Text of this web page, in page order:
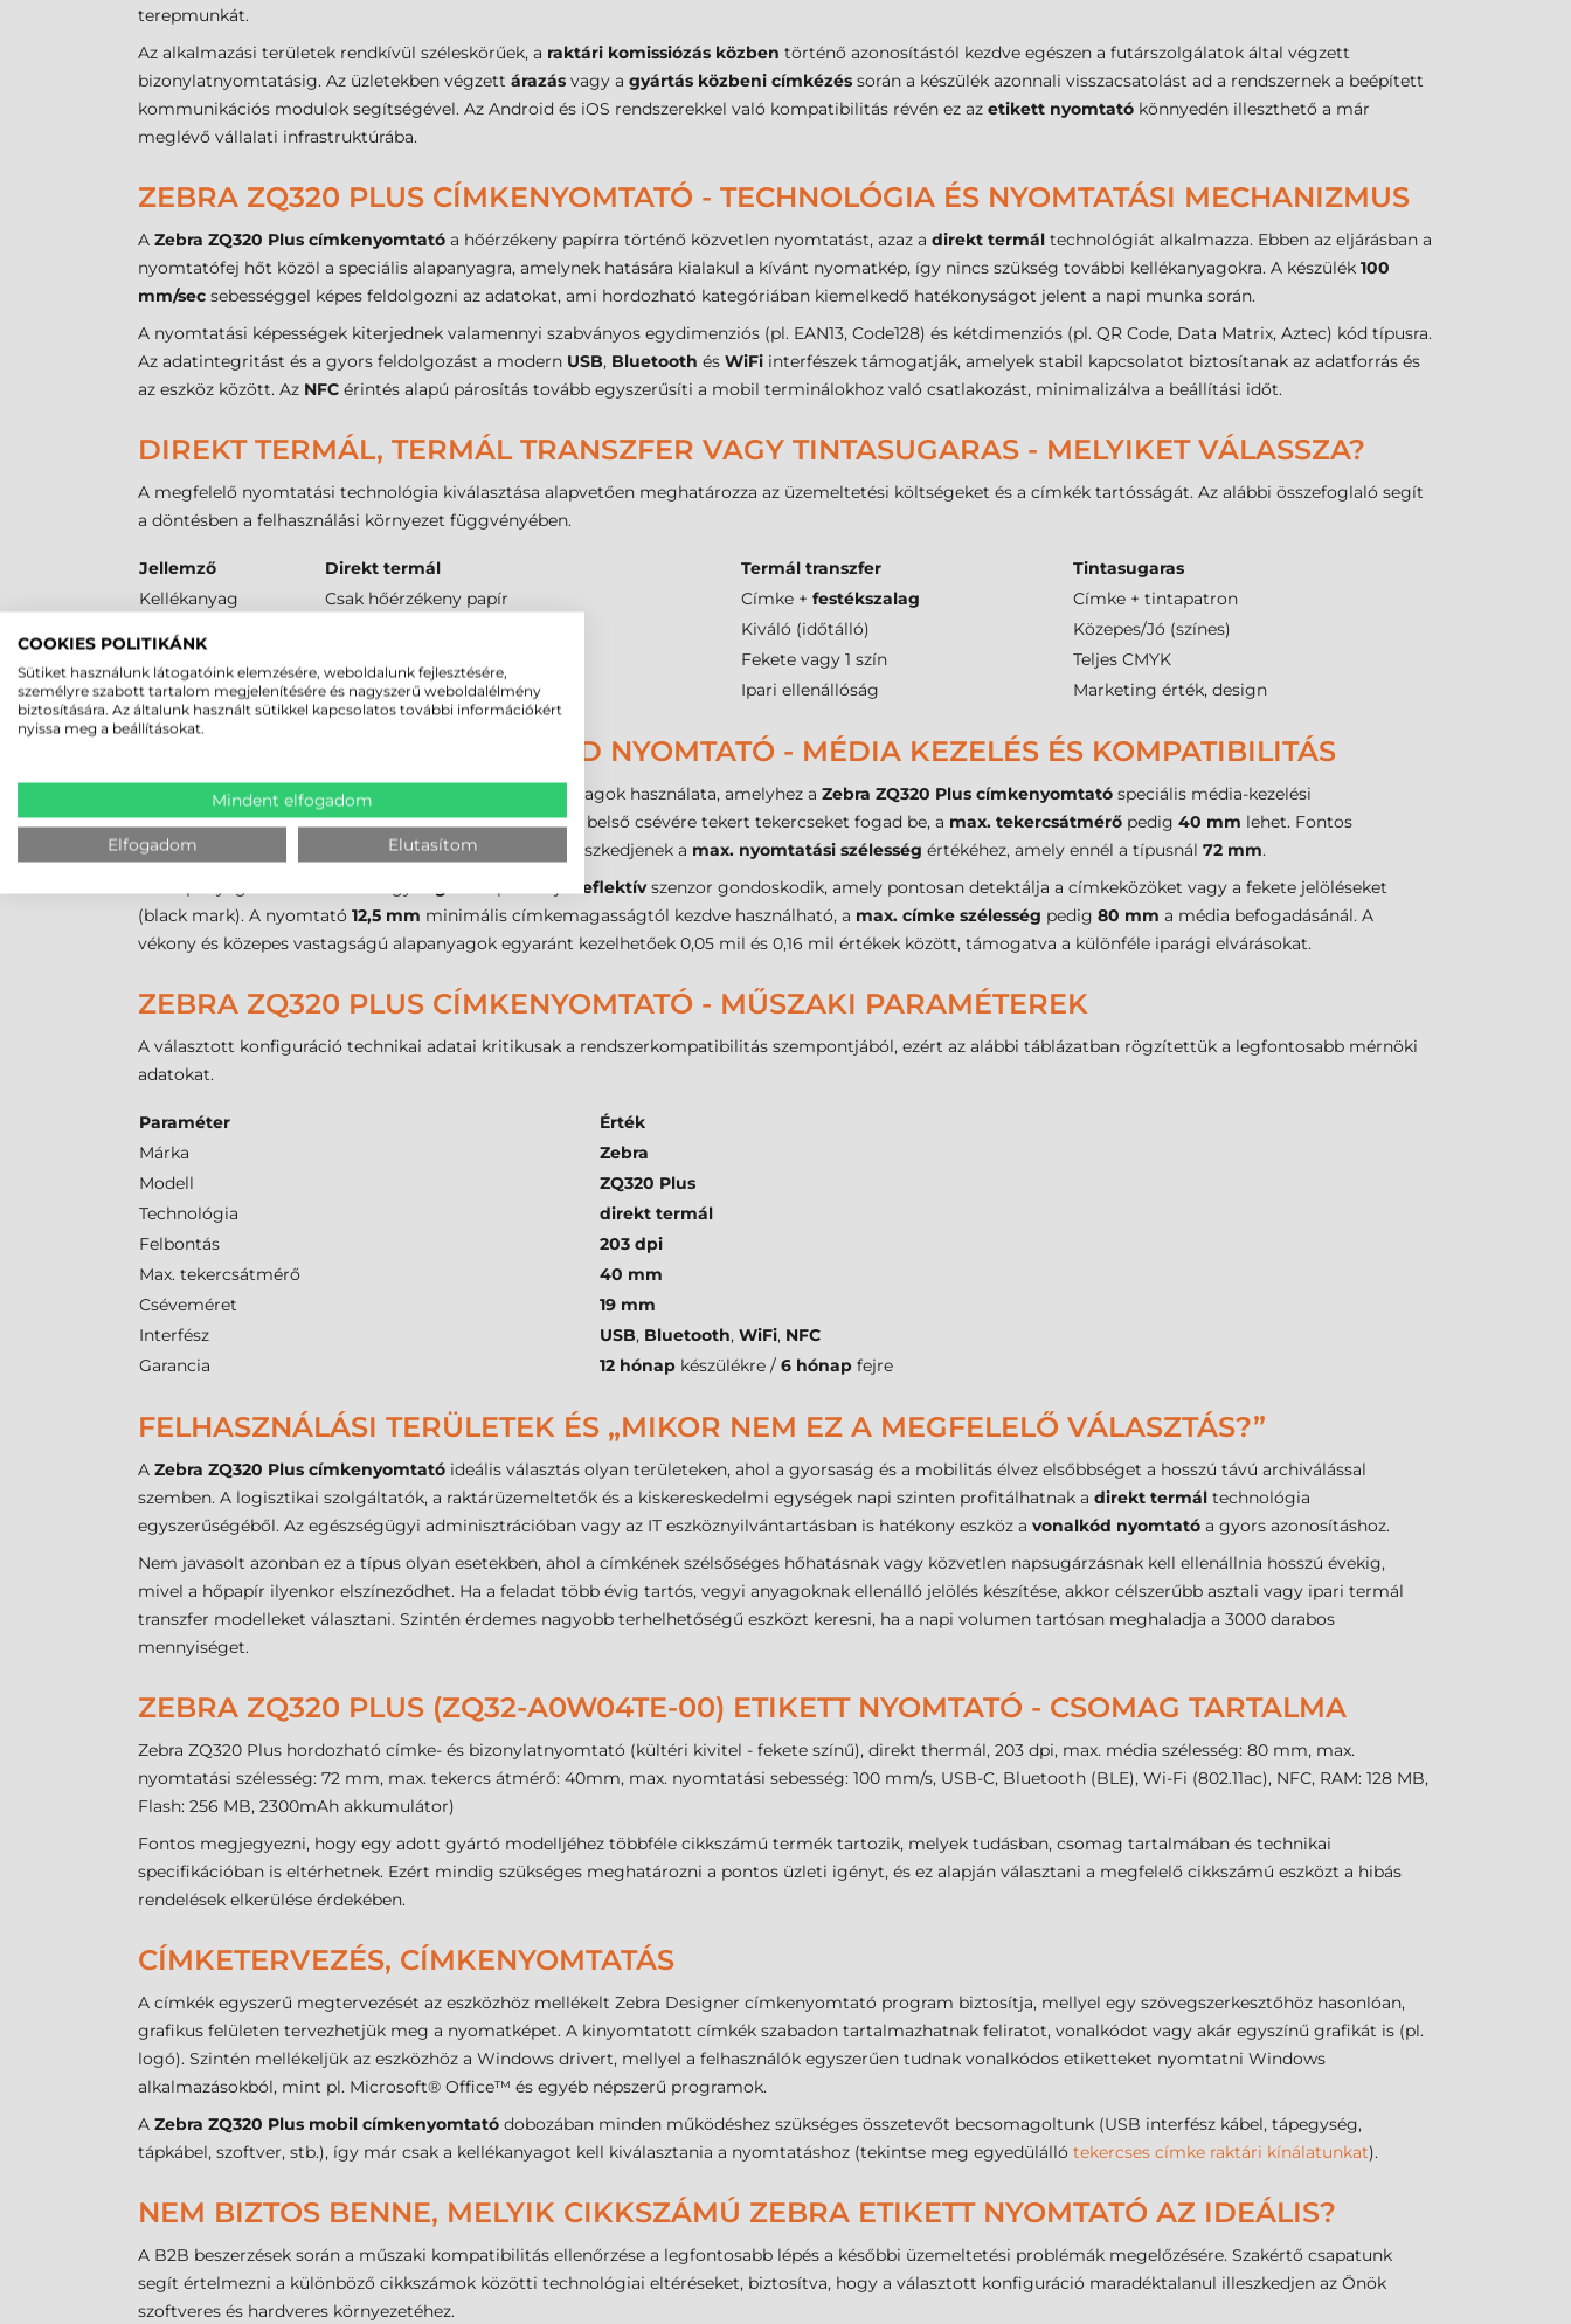
terepmunkát.
Az alkalmazási területek rendkívül széleskörűek, a raktári komissiózás közben történő azonosítástól kezdve egészen a futárszolgálatok által végzett
bizonylatnyomtatásig. Az üzletekben végzett árazás vagy a gyártás közbeni címkézés során a készülék azonnali visszacsatolást ad a rendszernek a beépített
kommunikációs modulok segítségével. Az Android és iOS rendszerekkel való kompatibilitás révén ez az etikett nyomtató könnyedén illeszthető a már
meglévő vállalati infrastruktúrába.
ZEBRA ZQ320 PLUS CÍMKENYOMTATÓ - TECHNOLÓGIA ÉS NYOMTATÁSI MECHANIZMUS
A Zebra ZQ320 Plus címkenyomtató a hőérzékeny papírra történő közvetlen nyomtatást, azaz a direkt termál technológiát alkalmazza. Ebben az eljárásban a
nyomtatófej hőt közöl a speciális alapanyagra, amelynek hatására kialakul a kívánt nyomatkép, így nincs szükség további kellékanyagokra. A készülék 100
mm/sec sebességgel képes feldolgozni az adatokat, ami hordozható kategóriában kiemelkedő hatékonyságot jelent a napi munka során.
A nyomtatási képességek kiterjednek valamennyi szabványos egydimenziós (pl. EAN13, Code128) és kétdimenziós (pl. QR Code, Data Matrix, Aztec) kód típusra.
Az adatintegritást és a gyors feldolgozást a modern USB, Bluetooth és WiFi interfészek támogatják, amelyek stabil kapcsolatot biztosítanak az adatforrás és
az eszköz között. Az NFC érintés alapú párosítás tovább egyszerűsíti a mobil terminálokhoz való csatlakozást, minimalizálva a beállítási időt.
DIREKT TERMÁL, TERMÁL TRANSZFER VAGY TINTASUGARAS - MELYIKET VÁLASSZA?
A megfelelő nyomtatási technológia kiválasztása alapvetően meghatározza az üzemeltetési költségeket és a címkék tartósságát. Az alábbi összefoglaló segít
a döntésben a felhasználási környezet függvényében.
Jellemző Direkt termál Termál transzfer
Tintasugaras
Kellékanyag
Csak hőérzékeny papír Címke + festékszalag
Címke + tintapatron
Tartósság
Kiváló (időtálló)
Közepes/Jó (színes)
Fekete vagy 1 szín
Teljes CMYK
B2B előny
Alacsony költség, mobilitás Ipari ellenállóság Marketing érték, design
ZEBRA ZQ320 PLUS VONALKÓD NYOMTATÓ - MÉDIA KEZELÉS ÉS KOMPATIBILITÁS
A precíz nyomtatás alapfeltétele a megfelelő kellékanyagok használata, amelyhez a Zebra ZQ320 Plus címkenyomtató speciális média-kezelési
paraméterekkel rendelkezik. A készülék19 mmméretű belső csévére tekert tekercseket fogad be, a max. tekercsátmérő pedig 40 mm lehet. Fontos
figyelembe venni, hogy a
tekercses címke méretei illeszkedjenek a max. nyomtatási szélesség értékéhez, amely ennél a típusnál 72 mm.
reflektívszenzor gondoskodik, amely pontosan detektálja a címkeközöket vagy a fekete jelöléseket
(black mark). A nyomtató 12,5 mm minimális címkemagasságtól kezdve használható, a max. címke szélesség pedig 80 mm a média befogadásánál. A
vékony és közepes vastagságú alapanyagok egyaránt kezelhetőek 0,05 mil és 0,16 mil értékek között, támogatva a különféle iparági elvárásokat.
ZEBRA ZQ320 PLUS CÍMKENYOMTATÓ - MŰSZAKI PARAMÉTEREK
A választott konfiguráció technikai adatai kritikusak a rendszerkompatibilitás szempontjából, ezért az alábbi táblázatban rögzítettük a legfontosabb mérnöki
adatokat.
Paraméter
Érték
Márka
Zebra
Modell
ZQ320 Plus
Technológia
direkt termál
Felbontás
203 dpi
Max. tekercsátmérő
40 mm
Cséveméret
19 mm
Interfész
USB, Bluetooth, WiFi, NFC
Garancia
12 hónap készülékre / 6 hónap fejre
FELHASZNÁLÁSI TERÜLETEK ÉS „MIKOR NEM EZ A MEGFELELŐ VÁLASZTÁS?”
A Zebra ZQ320 Plus címkenyomtató ideális választás olyan területeken, ahol a gyorsaság és a mobilitás élvez elsőbbséget a hosszú távú archiválással
szemben. A logisztikai szolgáltatók, a raktárüzemeltetők és a kiskereskedelmi egységek napi szinten profitálhatnak a direkt termál technológia
egyszerűségéből. Az egészségügyi adminisztrációban vagy az IT eszköznyilvántartásban is hatékony eszköz a vonalkód nyomtató a gyors azonosításhoz.
Nem javasolt azonban ez a típus olyan esetekben, ahol a címkének szélsőséges hőhatásnak vagy közvetlen napsugárzásnak kell ellenállnia hosszú évekig,
mivel a hőpapír ilyenkor elszíneződhet. Ha a feladat több évig tartós, vegyi anyagoknak ellenálló jelölés készítése, akkor célszerűbb asztali vagy ipari termál
transzfer modelleket választani. Szintén érdemes nagyobb terhelhetőségű eszközt keresni, ha a napi volumen tartósan meghaladja a 3000 darabos
mennyiséget.
ZEBRA ZQ320 PLUS (ZQ32-A0W04TE-00) ETIKETT NYOMTATÓ - CSOMAG TARTALMA
Zebra ZQ320 Plus hordozható címke- és bizonylatnyomtató (kültéri kivitel - fekete színű), direkt thermál, 203 dpi, max. média szélesség: 80 mm, max.
nyomtatási szélesség: 72 mm, max. tekercs átmérő: 40mm, max. nyomtatási sebesség: 100 mm/s, USB-C, Bluetooth (BLE), Wi-Fi (802.11ac), NFC, RAM: 128 MB,
Flash: 256 MB, 2300mAh akkumulátor)
Fontos megjegyezni, hogy egy adott gyártó modelljéhez többféle cikkszámú termék tartozik, melyek tudásban, csomag tartalmában és technikai
specifikációban is eltérhetnek. Ezért mindig szükséges meghatározni a pontos üzleti igényt, és ez alapján választani a megfelelő cikkszámú eszközt a hibás
rendelések elkerülése érdekében.
CÍMKETERVEZÉS, CÍMKENYOMTATÁS
A címkék egyszerű megtervezését az eszközhöz mellékelt Zebra Designer címkenyomtató program biztosítja, mellyel egy szövegszerkesztőhöz hasonlóan,
grafikus felületen tervezhetjük meg a nyomatképet. A kinyomtatott címkék szabadon tartalmazhatnak feliratot, vonalkódot vagy akár egyszínű grafikát is (pl.
logó). Szintén mellékeljük az eszközhöz a Windows drivert, mellyel a felhasználók egyszerűen tudnak vonalkódos etiketteket nyomtatni Windows
alkalmazásokból, mint pl. Microsoft® Office™ és egyéb népszerű programok.
A Zebra ZQ320 Plus mobil címkenyomtató dobozában minden működéshez szükséges összetevőt becsomagoltunk (USB interfész kábel, tápegység,
tápkábel, szoftver, stb.), így már csak a kellékanyagot kell kiválasztania a nyomtatáshoz (tekintse meg egyedülálló tekercses címke raktári kínálatunkat).
NEM BIZTOS BENNE, MELYIK CIKKSZÁMÚ ZEBRA ETIKETT NYOMTATÓ AZ IDEÁLIS?
A B2B beszerzések során a műszaki kompatibilitás ellenőrzése a legfontosabb lépés a későbbi üzemeltetési problémák megelőzésére. Szakértő csapatunk
segít értelmezni a különböző cikkszámok közötti technológiai eltéréseket, biztosítva, hogy a választott konfiguráció maradéktalanul illeszkedjen az Önök
szoftveres és hardveres környezetéhez.
COOKIES POLITIKÁNK
Sütiket használunk látogatóink elemzésére, weboldalunk fejlesztésére,
személyre szabott tartalom megjelenítésére és nagyszerű weboldalélmény
biztosítására. Az általunk használt sütikkel kapcsolatos további információkért
nyissa meg a beállításokat.
Mindent elfogadom
Elfogadom Elutasítom